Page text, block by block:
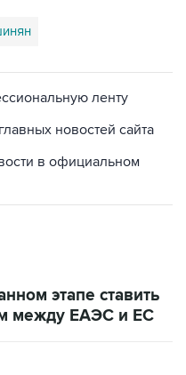
ленту
новостей сайта
в официальном
этапе ставить
между ЕАЭС и ЕС